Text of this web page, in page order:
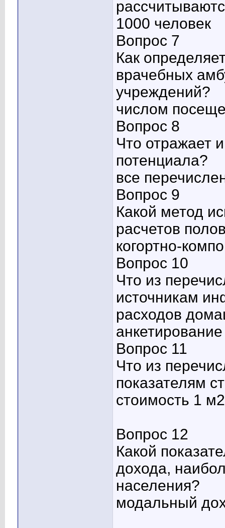
1000 человек
Вопрос 7
Как
врачебных
учреждений?
числом
Вопрос 8
Что отражает
потенциала?
все
Вопрос 9
Какой метод
расчетов
когортно-
Вопрос 10
Что из
источникам
расходов
анкетирование
Вопрос 11
Что из
показателям
стоимость 1
Вопрос 12
Какой
дохода,
населения?
модальный